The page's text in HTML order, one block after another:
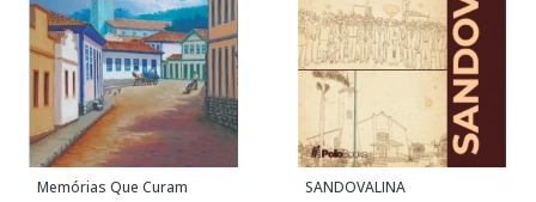
Memórias Que Curam SANDOVALINA